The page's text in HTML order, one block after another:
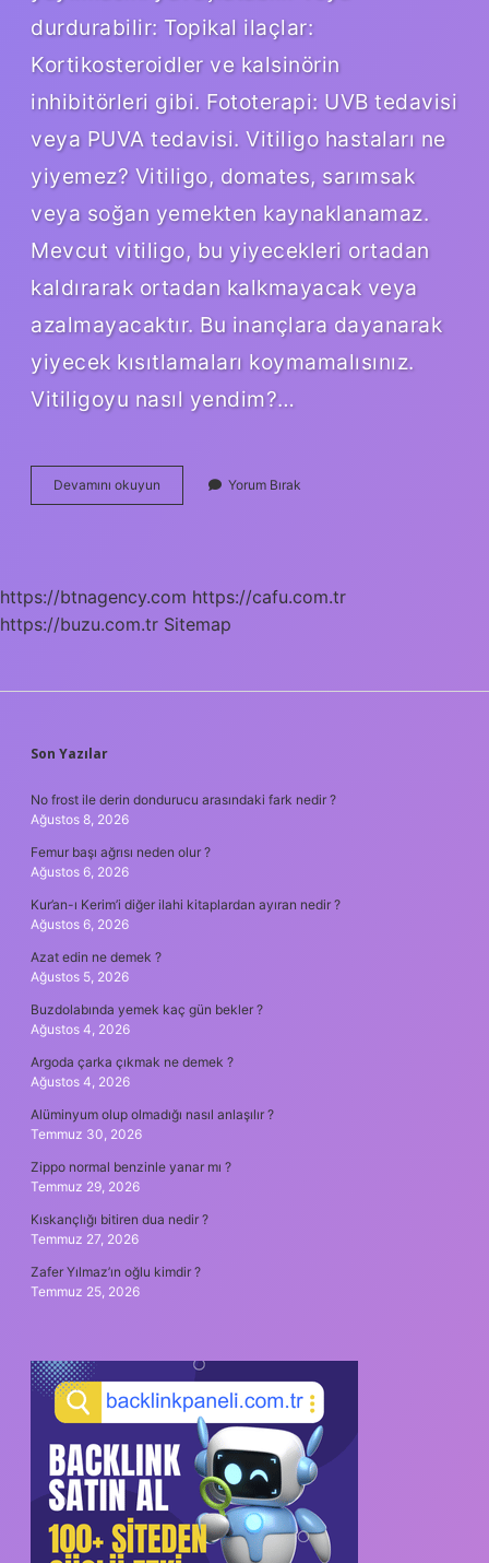
durdurabilir: Topikal ilaçlar:
Kortikosteroidler ve kalsinörin
inhibitörleri gibi. Fototerapi: UVB tedavisi
veya PUVA tedavisi. Vitiligo hastaları ne
yiyemez? Vitiligo, domates, sarımsak
veya soğan yemekten kaynaklanamaz.
Mevcut vitiligo, bu yiyecekleri ortadan
kaldırarak ortadan kalkmayacak veya
azalmayacaktır. Bu inançlara dayanarak
yiyecek kısıtlamaları koymamalısınız.
Vitiligoyu nasıl yendim?…
Devamını okuyun Vitiligoyu
Ne
Yorum Bırak
https://btnagency.com https://cafu.com.tr
https://buzu.com.tr Sitemap
SIDEBAR
Son Yazılar
No frost ile derin dondurucu arasındaki fark nedir ?
Ağustos 8, 2026
Femur başı ağrısı neden olur ?
Ağustos 6, 2026
Kur’an-ı Kerim’i diğer ilahi kitaplardan ayıran nedir ?
Ağustos 6, 2026
Azat edin ne demek ?
Ağustos 5, 2026
Buzdolabında yemek kaç gün bekler ?
Ağustos 4, 2026
Argoda çarka çıkmak ne demek ?
Ağustos 4, 2026
Alüminyum olup olmadığı nasıl anlaşılır ?
Temmuz 30, 2026
Zippo normal benzinle yanar mı ?
Temmuz 29, 2026
Kıskançlığı bitiren dua nedir ?
Temmuz 27, 2026
Zafer Yılmaz’ın oğlu kimdir ?
Temmuz 25, 2026